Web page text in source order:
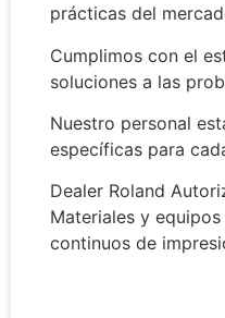
prácticas del
Cumplimos con el
soluciones a las
Nuestro personal
específicas para
Dealer Roland
Materiales y
continuos de